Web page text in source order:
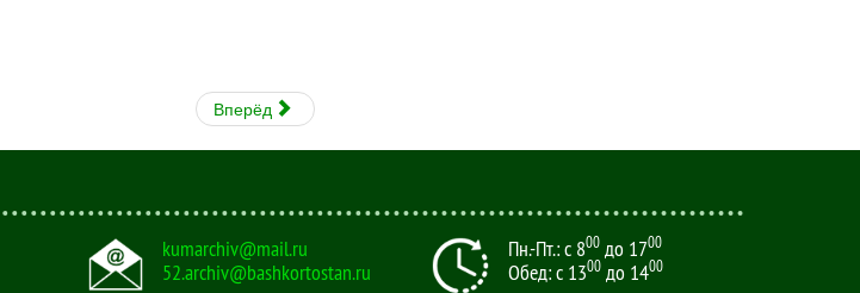
Вперёд
kumarchiv@mail.ru
52.archiv@bashkortostan.ru
Пн.-Пт.: с 800до 1700
Обед: с 1300до 1400